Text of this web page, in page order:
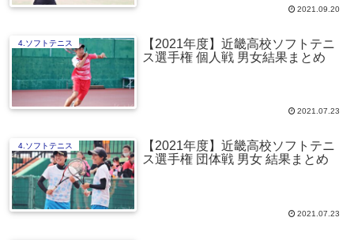
2021.09.20
4.ソフトテニス
【2021年度】近畿高校ソフトテニ
ス選手権 個人戦 男女結果まとめ
2021.07.23
4.ソフトテニス
【2021年度】近畿高校ソフトテニ
ス選手権 団体戦 男女 結果まとめ
2021.07.23